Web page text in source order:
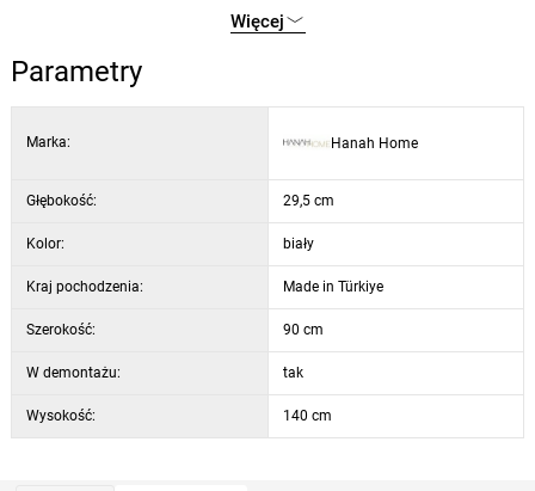
kolor:biały
kombinacja otwartych i zamkniętych półek
Więcej
Parametry
Marka: Hanah Home
Głębokość: 29,5 cm
Kolor: biały
Kraj pochodzenia: Made in Türkiye
Szerokość: 90 cm
W demontażu: tak
Wysokość: 140 cm